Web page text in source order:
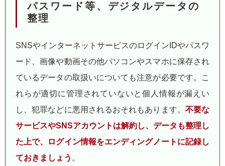
パスワード等、デジタルデータの
整理
SNSやインターネットサービスのログインIDやパスワ
ード、画像や動画その他パソコンやスマホに保存され
ているデータの取扱いについても注意が必要です。こ
れらが適切に管理されていないと個人情報が漏えい
し、犯罪などに悪用されるおそれもあります。 不要な
サービスやSNSアカウントは解約し、データも整理し
た上で、ログイン情報をエンディングノートに記録し
ておきましょう 。